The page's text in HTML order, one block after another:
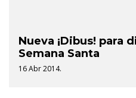
Nueva ¡Dibus! para
Semana Santa
16 Abr 2014.